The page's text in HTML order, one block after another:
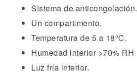
Sistema de anticongelación.
Un compartimento.
Temperatura de 5 a 18°C.
Humedad interior >70% RH
Luz fría interior.